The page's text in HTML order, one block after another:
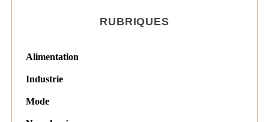
RUBRIQUES
Alimentation
Industrie
Mode